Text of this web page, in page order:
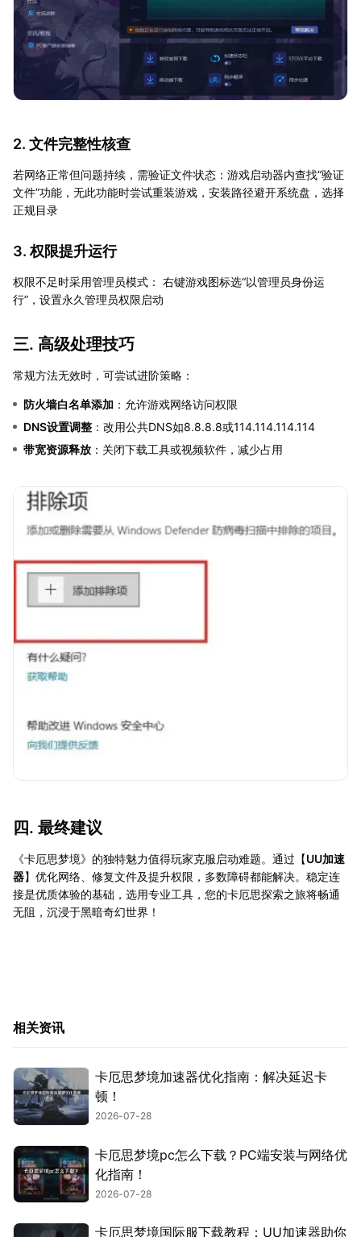
2. 文件完整性核查
若网络正常但问题持续，需验证文件状态：游戏启动器内查找“验证
文件”功能，无此功能时尝试重装游戏，安装路径避开系统盘，选择
正规目录
3. 权限提升运行
权限不足时采用管理员模式： 右键游戏图标选“以管理员身份运
行”，设置永久管理员权限启动
三. 高级处理技巧
常规方法无效时，可尝试进阶策略：
防火墙白名单添加 ：允许游戏网络访问权限
DNS设置调整 ：改用公共DNS如8.8.8.8或114.114.114.114
带宽资源释放 ：关闭下载工具或视频软件，减少占用
四. 最终建议
《卡厄思梦境》的独特魅力值得玩家克服启动难题。通过【UU加速
器】优化网络、修复文件及提升权限，多数障碍都能解决。稳定连
接是优质体验的基础，选用专业工具，您的卡厄思探索之旅将畅通
无阻，沉浸于黑暗奇幻世界！
相关资讯
卡厄思梦境加速器优化指南：解决延迟卡
顿！
2026-07-28
卡厄思梦境pc怎么下载？PC端安装与网络优
化指南！
2026-07-28
卡厄思梦境国际服下载教程：UU加速器助你